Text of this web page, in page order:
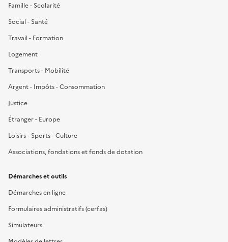
Famille - Scolarité
Social - Santé
Travail - Formation
Logement
Transports - Mobilité
Argent - Impôts - Consommation
Justice
Étranger - Europe
Loisirs - Sports - Culture
Associations, fondations et fonds de dotation
Démarches et outils
Démarches en ligne
Formulaires administratifs (cerfas)
Simulateurs